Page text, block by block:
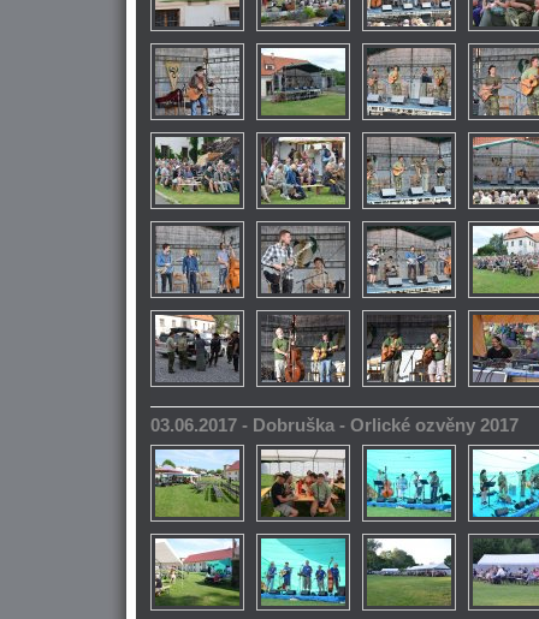
03.06.2017 - Dobruška - Orlické ozvěny 2017